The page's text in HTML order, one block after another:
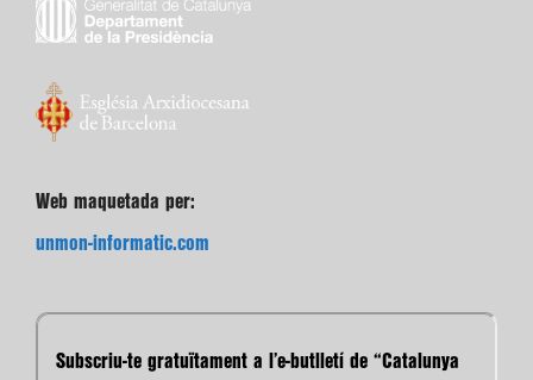
Web maquetada per:
unmon-informatic.com
Subscriu-te gratuïtament a l’e-butlletí de “Catalunya